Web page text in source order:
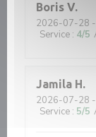
Boris V
2026-07-28
Service : 4/5
Jamila H
2026-07-28
Service : 5/5